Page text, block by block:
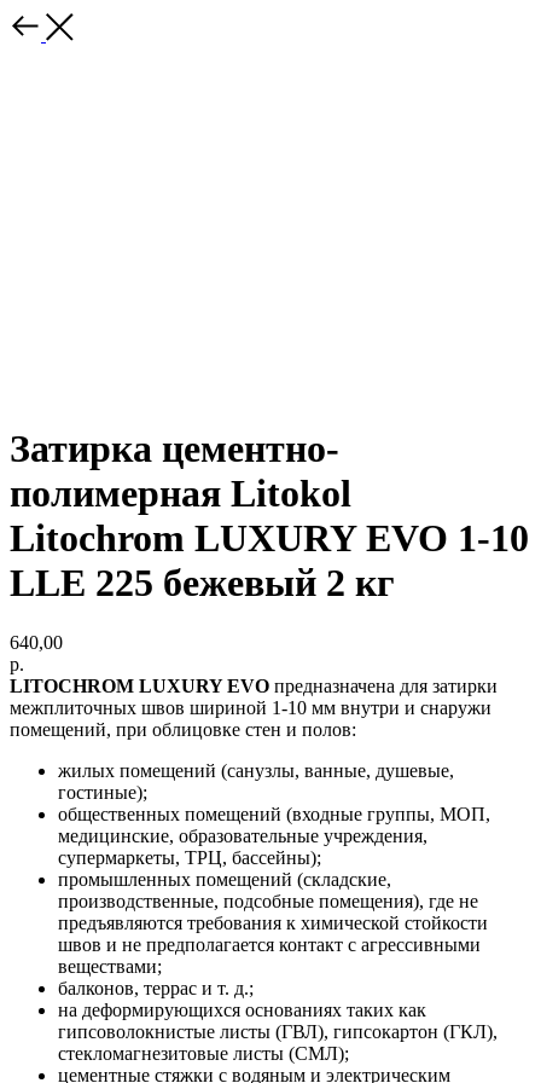
Затирка цементно-
полимерная Litokol
Litochrom LUXURY EVO 1-10
LLE 225 бежевый 2 кг
640,00
р.
LITOCHROM LUXURY EVO предназначена для затирки
межплиточных швов шириной 1-10 мм внутри и снаружи
помещений, при облицовке стен и полов:
жилых помещений (санузлы, ванные, душевые,
гостиные);
общественных помещений (входные группы, МОП,
медицинские, образовательные учреждения,
супермаркеты, ТРЦ, бассейны);
промышленных помещений (складские,
производственные, подсобные помещения), где не
предъявляются требования к химической стойкости
швов и не предполагается контакт с агрессивными
веществами;
балконов, террас и т. д.;
на деформирующихся основаниях таких как
гипсоволокнистые листы (ГВЛ), гипсокартон (ГКЛ),
стекломагнезитовые листы (СМЛ);
цементные стяжки с водяным и электрическим